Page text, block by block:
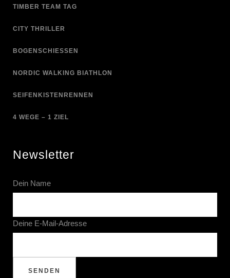
TIMBER TEAM TAG
CITY THRILLER
BOGENSCHIESSEN
NORDIC WALKING BIATHLON
SEIFENKISTENRENNEN
4 WEGE – 1 ZIEL
Newsletter
Dein Name
Deine E-Mail-Adresse